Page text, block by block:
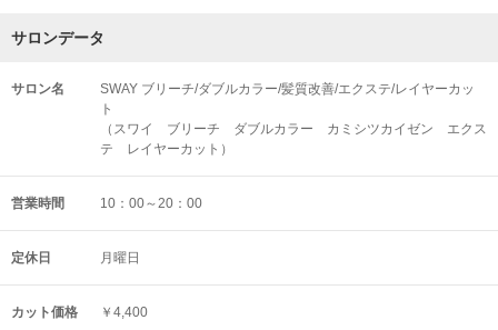
サロンデータ
サロン名
SWAY ブリーチ/ダブルカラー/髪質改善/エクステ/レイヤーカッ
ト
（スワイ ブリーチ ダブルカラー カミシツカイゼン エクス
テ レイヤーカット）
営業時間 10：00～20：00
定休日 月曜日
カット価格 ￥4,400